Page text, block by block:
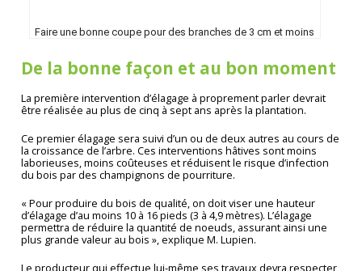
Faire une bonne coupe pour des branches de 3 cm et moins
De la bonne façon et au bon moment
La première intervention d’élagage à proprement parler devrait
être réalisée au plus de cinq à sept ans après la plantation.
Ce premier élagage sera suivi d’un ou de deux autres au cours de
la croissance de l’arbre. Ces interventions hâtives sont moins
laborieuses, moins coûteuses et réduisent le risque d’infection
du bois par des champignons de pourriture.
« Pour produire du bois de qualité, on doit viser une hauteur
d’élagage d’au moins 10 à 16 pieds (3 à 4,9 mètres). L’élagage
permettra de réduire la quantité de noeuds, assurant ainsi une
plus grande valeur au bois », explique M. Lupien.
Le producteur qui effectue lui-même ses travaux devra respecter